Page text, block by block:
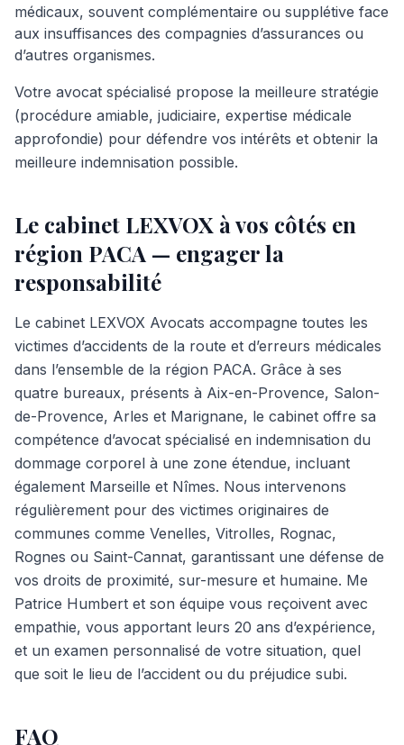
médicaux, souvent complémentaire ou supplétive face
aux insuffisances des compagnies d’assurances ou
d’autres organismes.
Votre avocat spécialisé propose la meilleure stratégie
(procédure amiable, judiciaire, expertise médicale
approfondie) pour défendre vos intérêts et obtenir la
meilleure indemnisation possible.
Le cabinet LEXVOX à vos côtés en
région PACA — engager la
responsabilité
Le cabinet LEXVOX Avocats accompagne toutes les
victimes d’accidents de la route et d’erreurs médicales
dans l’ensemble de la région PACA. Grâce à ses
quatre bureaux, présents à Aix-en-Provence, Salon-
de-Provence, Arles et Marignane, le cabinet offre sa
compétence d’avocat spécialisé en indemnisation du
dommage corporel à une zone étendue, incluant
également Marseille et Nîmes. Nous intervenons
régulièrement pour des victimes originaires de
communes comme Venelles, Vitrolles, Rognac,
Rognes ou Saint-Cannat, garantissant une défense de
vos droits de proximité, sur-mesure et humaine. Me
Patrice Humbert et son équipe vous reçoivent avec
empathie, vous apportant leurs 20 ans d’expérience,
et un examen personnalisé de votre situation, quel
que soit le lieu de l’accident ou du préjudice subi.
FAQ